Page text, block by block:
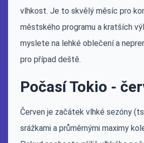
vlhkost. Je to skvělý měsíc pro
městského programu a kratších
myslete na lehké oblečení a
pro případ deště.
Počasí Tokio -
Červen je začátek vlhké sezóny
srážkami a průměrnými maximy